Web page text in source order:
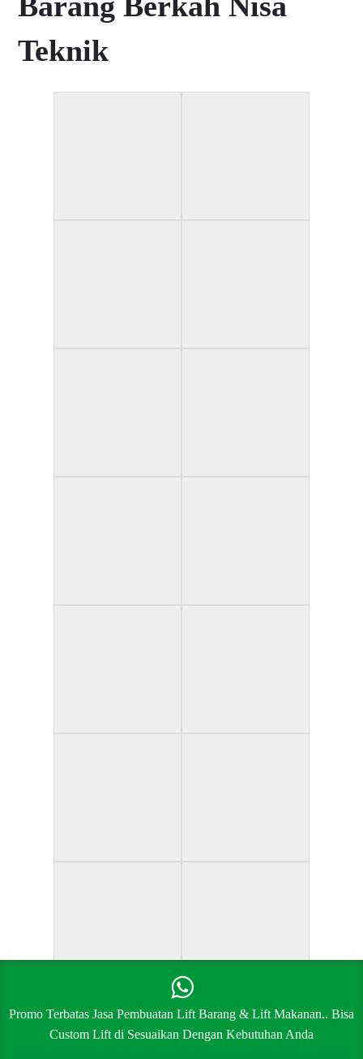
Teknik
Promo Terbatas Jasa Pembuatan Lift Barang & Lift Makanan.. Bisa
Custom Lift di Sesuaikan Dengan Kebutuhan Anda